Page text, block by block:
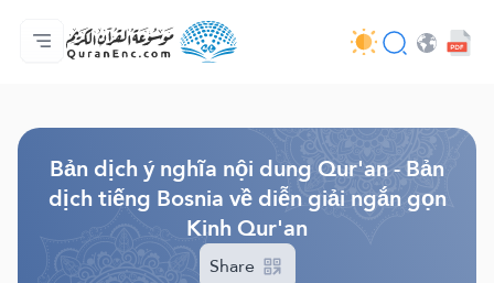
Trang chủ
Mục lục các bản dịch
Audio
Các dịch vụ của nhà phát triển - API
Về dự án
Liên hệ với chúng tôi
Ngôn ngữ
Bản dịch ý nghĩa nội dung Qur'an - Bản
dịch tiếng Bosnia về diễn giải ngắn gọn
Kinh Qur'an
Share